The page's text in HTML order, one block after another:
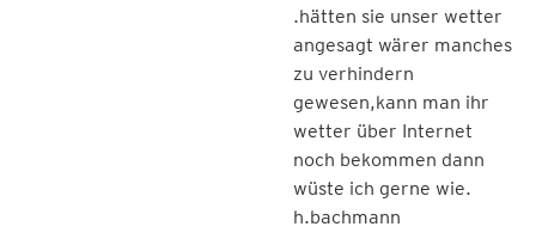
.hätten sie unser wetter
angesagt wärer manches
zu verhindern
gewesen,kann man ihr
wetter über Internet
noch bekommen dann
wüste ich gerne wie.
h.bachmann